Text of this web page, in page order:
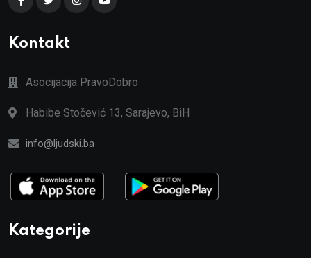
Kontakt
Asocijacija PravoDobro
Habibe Stočević 13, Sarajevo, BiH
info@ljudski.ba
Kategorije